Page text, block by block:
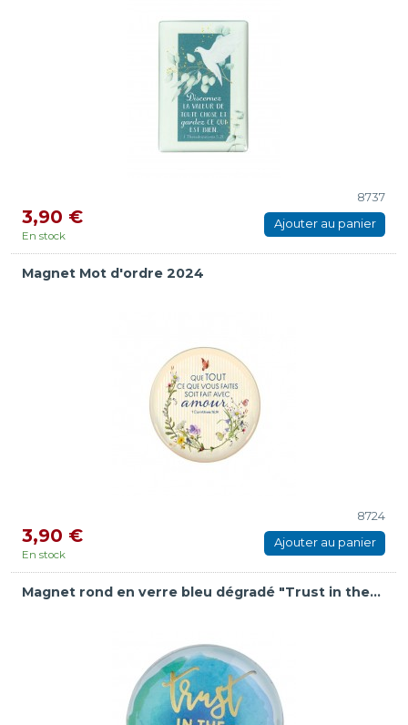
8737
3,90 €
En stock
Ajouter au panier
Magnet Mot d'ordre 2024
8724
3,90 €
En stock
Ajouter au panier
Magnet rond en verre bleu dégradé "Trust in the...